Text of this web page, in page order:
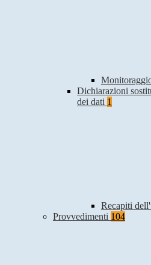
Dichiarazioni
dei dati 1
Recapiti
Provvedimenti 104